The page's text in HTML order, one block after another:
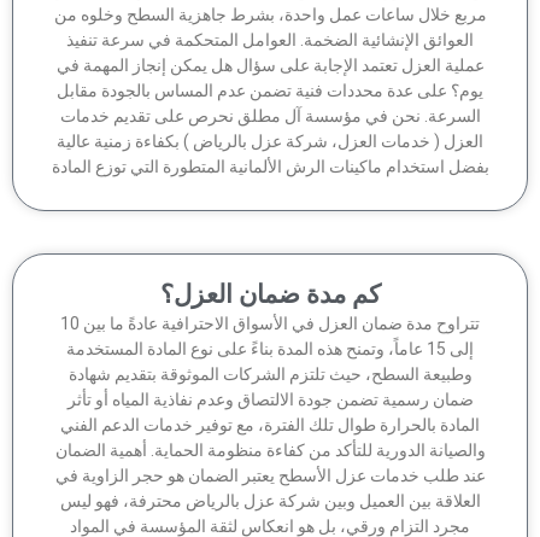
خلال ساعات عمل واحدة، بشرط جاهزية السطح وخلوه من
العوائق الإنشائية الضخمة. العوامل المتحكمة في سرعة تنفيذ
العزل تعتمد الإجابة على سؤال هل يمكن إنجاز المهمة في
على عدة محددات فنية تضمن عدم المساس بالجودة مقابل
نحن في مؤسسة آل مطلق نحرص على تقديم خدمات
( خدمات العزل، شركة عزل بالرياض ) بكفاءة زمنية عالية
استخدام ماكينات الرش الألمانية المتطورة التي توزع المادة
كم مدة ضمان العزل؟
تتراوح مدة ضمان العزل في الأسواق الاحترافية عادةً ما بين 10
إلى 15 عاماً، وتمنح هذه المدة بناءً على نوع المادة المستخدمة
وطبيعة السطح، حيث تلتزم الشركات الموثوقة بتقديم شهادة
ضمان رسمية تضمن جودة الالتصاق وعدم نفاذية المياه أو تأثر
المادة بالحرارة طوال تلك الفترة، مع توفير خدمات الدعم الفني
الدورية للتأكد من كفاءة منظومة الحماية. أهمية الضمان
طلب خدمات عزل الأسطح يعتبر الضمان هو حجر الزاوية في
بين العميل وبين شركة عزل بالرياض محترفة، فهو ليس
مجرد التزام ورقي، بل هو انعكاس لثقة المؤسسة في المواد